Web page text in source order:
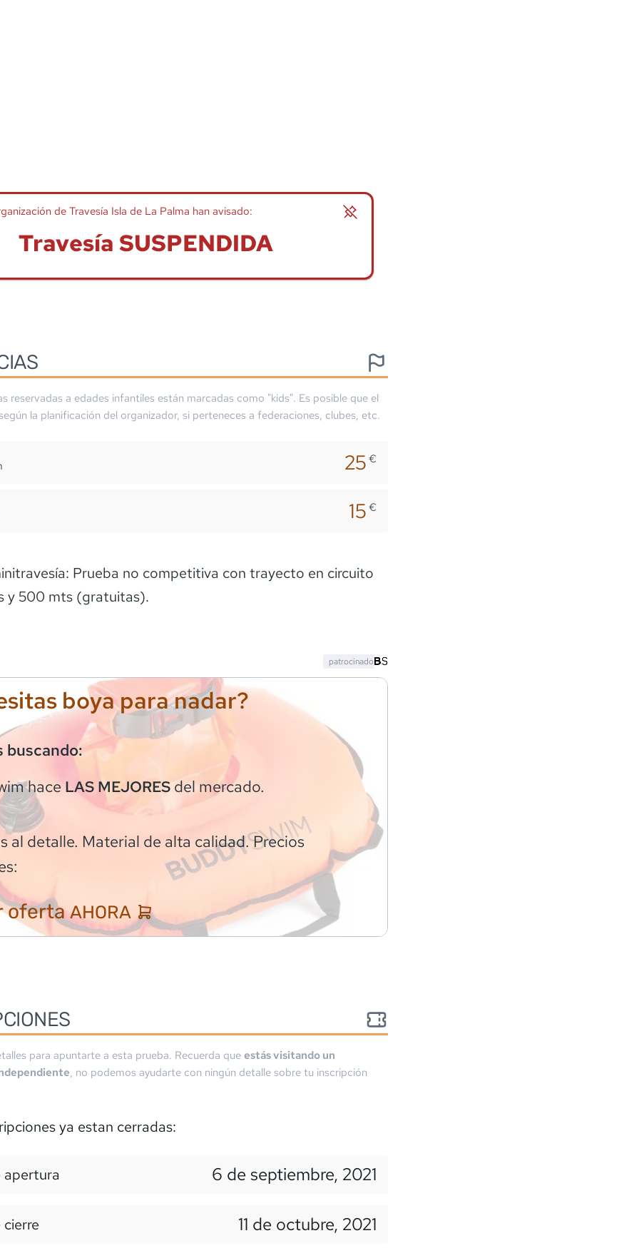
de Travesía Isla de La Palma han avisado:
Travesía SUSPENDIDA
reservadas a edades infantiles están marcadas como "kids". Es posible que el
la planificación del organizador, si perteneces a federaciones, clubes, etc.
25€
15€
Prueba no competitiva con trayecto en circuito
y 500 mts (gratuitas).
boya para nadar?
buscando:
haceLAS MEJORESdel mercado.
al detalle. Material de alta calidad. Precios
ofertaAHORA
patrocinado
para apuntarte a esta prueba. Recuerda que estás visitando un
, no podemos ayudarte con ningún detalle sobre tu inscripción
ya estan cerradas:
apertura 6 de septiembre, 2021
cierre 11 de octubre, 2021